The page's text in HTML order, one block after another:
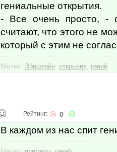
гениальные открытия.
- Все очень просто, -
считают, что этого не
который с этим не
Метки: Эйнштейн открытия гений
Рейтинг: 0
В каждом из нас спит